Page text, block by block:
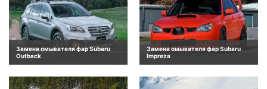
Замена омывателя фар Subaru
Outback
Замена омывателя фар Subaru
Impreza